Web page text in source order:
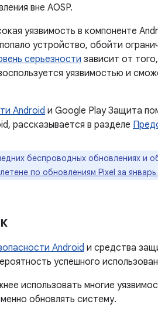
вне AOSP.
уязвимость в компоненте
устройство, обойти
серьезности зависит от
уязвимостью и
Android и Google Play Защита
рассказывается в разделе
беспроводных обновлениях и
по обновлениям Pixel за
Android и средства
успешного
использовать многие
обновлять систему.